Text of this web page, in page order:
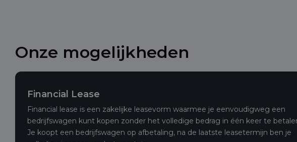
Onze mogelijkheden
Financial Lease
Financial lease is een zakelijke leasevorm waarmee je eenvoudigweg een
bedrijfswagen kunt kopen zonder het volledige bedrag in één keer te
Je koopt een bedrijfswagen op afbetaling, na de laatste leasetermijn ben je